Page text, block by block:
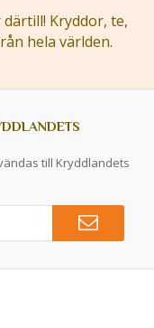
Kryddor, te,
hela världen.
till Kryddlandets